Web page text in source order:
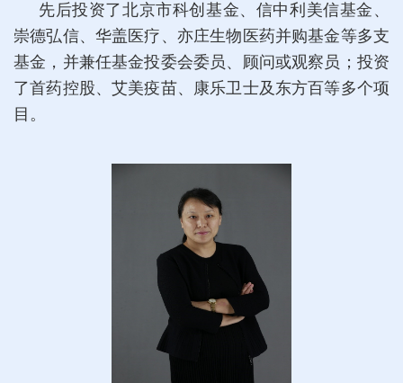
先后投资了北京市科创基金、信中利美信基金、
崇德弘信、华盖医疗、亦庄生物医药并购基金等多支
基金，并兼任基金投委会委员、顾问或观察员；投资
了首药控股、艾美疫苗、康乐卫士及东方百等多个项
目。